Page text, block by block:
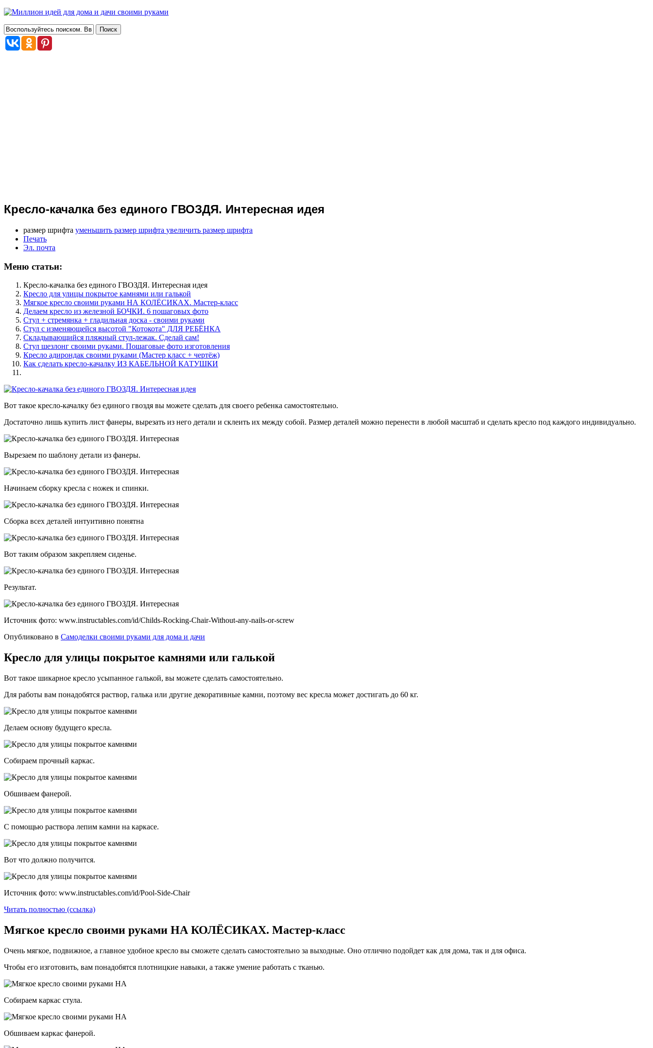
Кресло-качалка без единого ГВОЗДЯ. Интересная идея
размер шрифта уменьшить размер шрифта увеличить размер шрифта
Печать
Эл. почта
Меню статьи:
Кресло-качалка без единого ГВОЗДЯ. Интересная идея
Кресло для улицы покрытое камнями или галькой
Мягкое кресло своими руками НА КОЛЁСИКАХ. Мастер-класс
Делаем кресло из железной БОЧКИ. 6 пошаговых фото
Стул + стремянка + гладильная доска - своими руками
Стул с изменяющейся высотой "Котокота" ДЛЯ РЕБЁНКА
Складывающийся пляжный стул-лежак. Сделай сам!
Стул шезлонг своими руками. Пошаговые фото изготовления
Кресло адирондак своими руками (Мастер класс + чертёж)
Как сделать кресло-качалку ИЗ КАБЕЛЬНОЙ КАТУШКИ
Вот такое кресло-качалку без единого гвоздя вы можете сделать для своего ребенка самостоятельно.
Достаточно лишь купить лист фанеры, вырезать из него детали и склеить их между собой. Размер деталей можно перенести в любой масштаб и сделать кресло под каждого индивидуально.
Вырезаем по шаблону детали из фанеры.
Начинаем сборку кресла с ножек и спинки.
Сборка всех деталей интуитивно понятна
Вот таким образом закрепляем сиденье.
Результат.
Источник фото: www.instructables.com/id/Childs-Rocking-Chair-Without-any-nails-or-screw
Опубликовано в Самоделки своими руками для дома и дачи
Кресло для улицы покрытое камнями или галькой
Вот такое шикарное кресло усыпанное галькой, вы можете сделать самостоятельно.
Для работы вам понадобятся раствор, галька или другие декоративные камни, поэтому вес кресла может достигать до 60 кг.
Делаем основу будущего кресла.
Собираем прочный каркас.
Обшиваем фанерой.
С помощью раствора лепим камни на каркасе.
Вот что должно получится.
Источник фото: www.instructables.com/id/Pool-Side-Chair
Читать полностью (ссылка)
Мягкое кресло своими руками НА КОЛЁСИКАХ. Мастер-класс
Очень мягкое, подвижное, а главное удобное кресло вы сможете сделать самостоятельно за выходные. Оно отлично подойдет как для дома, так и для офиса.
Чтобы его изготовить, вам понадобятся плотницкие навыки, а также умение работать с тканью.
Собираем каркас стула.
Обшиваем каркас фанерой.